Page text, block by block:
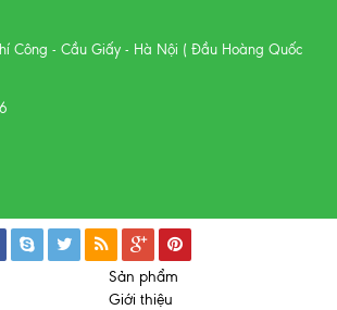
Công - Cầu Giấy - Hà Nội ( Đầu Hoàng Quốc
Sản phẩm
Giới thiệu